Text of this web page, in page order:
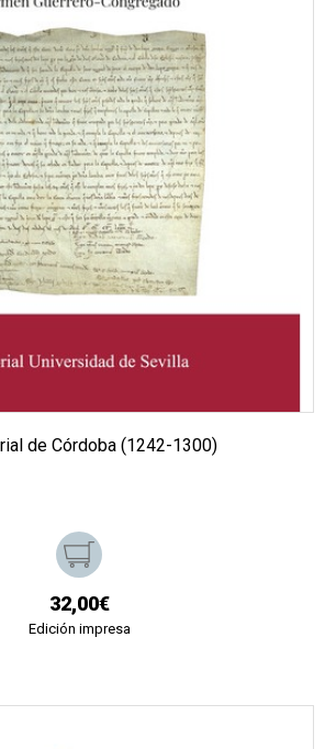
de Córdoba (1242-1300)
32,00€
Edición impresa